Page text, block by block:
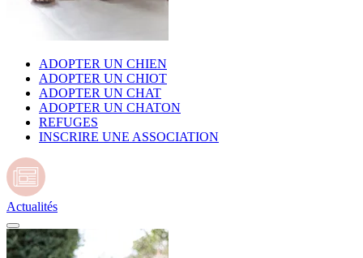
ADOPTER UN CHIEN
ADOPTER UN CHIOT
ADOPTER UN CHAT
ADOPTER UN CHATON
REFUGES
INSCRIRE UNE ASSOCIATION
Actualités